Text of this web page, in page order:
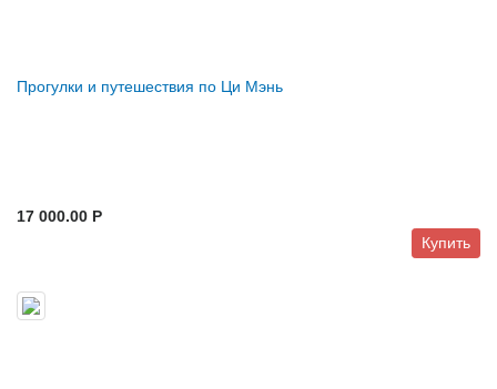
Прогулки и путешествия по Ци Мэнь
17 000.00 P
Купить